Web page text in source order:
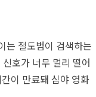
는 절도범이 검색하는
호가 너무 멀리 떨어
이 만료돼 심야 영화